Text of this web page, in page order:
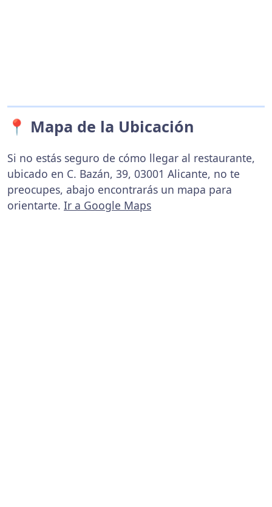
📍 Mapa de la Ubicación
Si no estás seguro de cómo llegar al restaurante,
ubicado en C. Bazán, 39, 03001 Alicante, no te
preocupes, abajo encontrarás un mapa para
orientarte. Ir a Google Maps